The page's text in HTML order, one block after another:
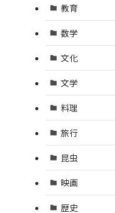
教育
数学
文化
文学
料理
旅行
昆虫
映画
歴史